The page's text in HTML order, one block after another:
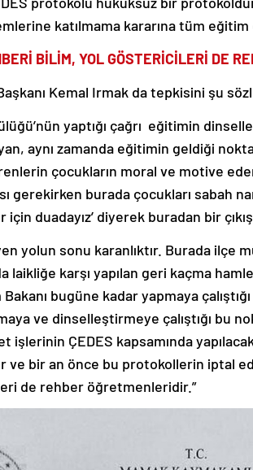
katılmama kararına tüm
BİLİM, YOL GÖSTERİCİLERİ DE
Kemal Irmak da tepkisini şu
yaptığı çağrı eğitimin
aynı zamanda eğitimin geldiği
çocukların moral ve motive
gerekirken burada çocukları sabah
için duadayız’ diyerek buradan bir
yolun sonu karanlıktır. Burada ilçe
da laikliğe karşı yapılan geri kaçma
bugüne kadar yapmaya
ve dinselleştirmeye çalıştığı bu
işlerinin ÇEDES kapsamında
ve bir an önce bu protokollerin iptal
de rehber öğretmenleridir.”